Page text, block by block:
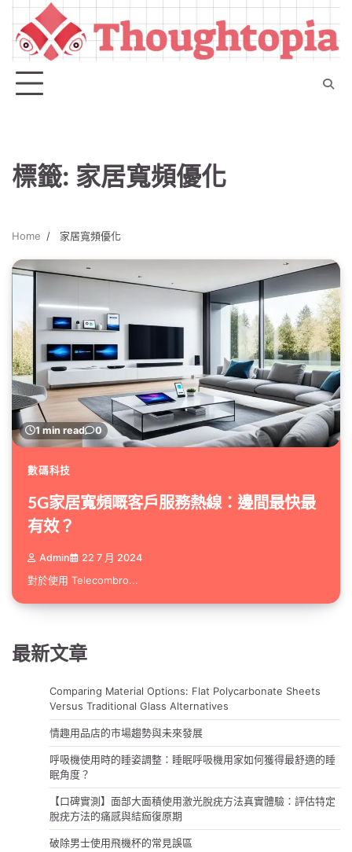
Skip
content
標籤: 家居寬頻優化
Home 家居寬頻優化
1 min read 0
數碼科技
5G家居寬頻嘅客戶服務熱線：邊間最快最
有效？
Admin 22 7 月 2024
對於使用 Telecombro...
最新文章
Comparing Material Options: Flat Polycarbonate Sheets
Versus Traditional Glass Alternatives
情趣用品店的市場趨勢與未來發展
呼吸機使用時的睡姿調整：睡眠呼吸機用家如何獲得最舒適的睡
眠角度？
【口碑實測】面部大面積使用激光脫疣方法真實體驗：評估特定
脫疣方法的痛感與結痂復原期
破除男士使用飛機杯的常見誤區